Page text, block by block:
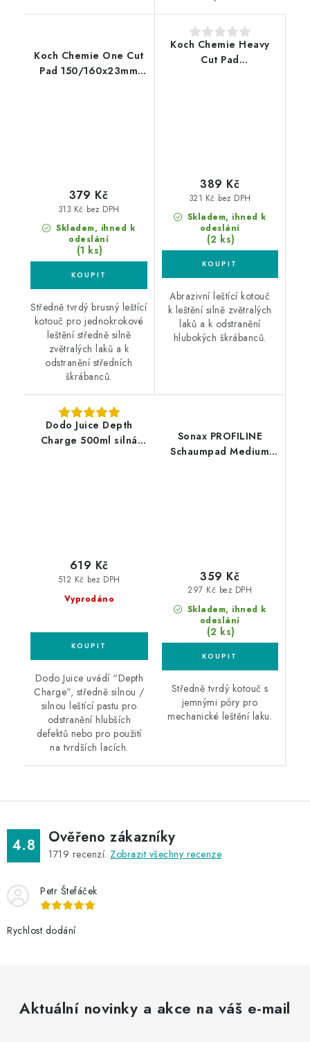
Koch Chemie One Cut
Pad 150/160x23mm
Skladem, ihned k
odeslání
(1 ks)
313 Kč bez DPH
379 Kč
Středně tvrdý brusný leštící
kotouč pro jednokrokové
leštění středně silně
zvětralých laků a k
odstranění středních
škrábanců.
Koch Chemie Heavy
Cut Pad
Skladem, ihned k
odeslání
(2 ks)
321 Kč bez DPH
389 Kč
Abrazivní leštící kotouč
k leštění silně zvětralých
laků a k odstranění
hlubokých škrábanců.
Dodo Juice Depth
Charge 500ml silná
Vyprodáno
512 Kč bez DPH
619 Kč
Dodo Juice uvádí “Depth
Charge”, středně silnou /
silnou leštící pastu pro
odstranění hlubších
defektů nebo pro použití
na tvrdších lacích.
Sonax PROFILINE
Schaumpad Medium
Skladem, ihned k
odeslání
(2 ks)
297 Kč bez DPH
359 Kč
Středně tvrdý kotouč s
jemnými póry pro
mechanické leštění laku.
4.8 Ověřeno zákazníky
1719 recenzí. Zobrazit všechny recenze
Petr Štefáček
Rychlost dodání
Aktuální novinky a akce na váš e-mail